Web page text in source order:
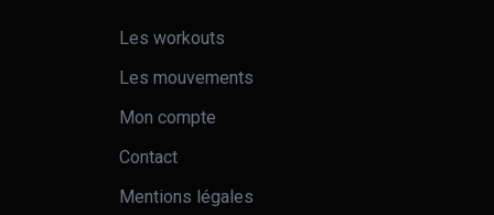
Les workouts
Les mouvements
Mon compte
Contact
Mentions légales